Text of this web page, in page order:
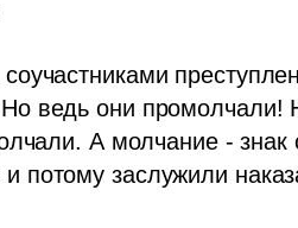
ведь они промолчали!
А молчание - знак
потому заслужили